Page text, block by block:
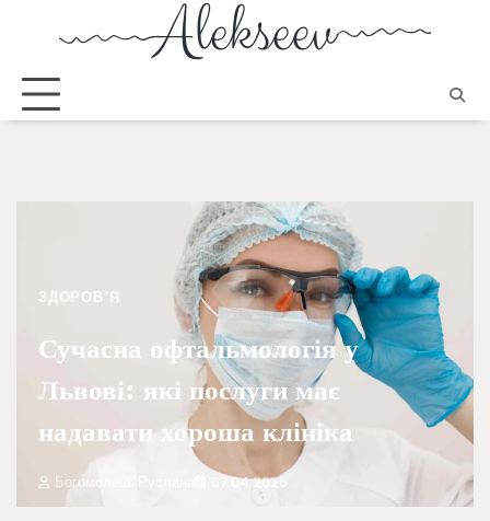
ЗДОРОВ'Я
Сучасна офтальмологія у
Львові: які послуги має
надавати хороша клініка
Богомолець Руслана 07.04.2026